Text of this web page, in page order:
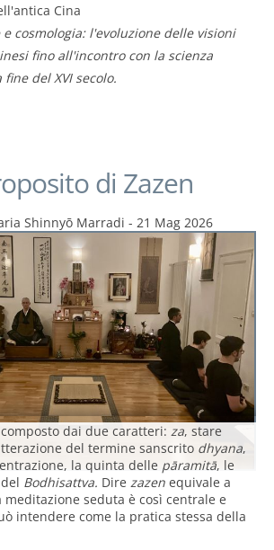
Cina
e cosmologia: l'evoluzione delle visioni
fino all'incontro con la scienza
del XVI secolo.
di Zazen
Shinnyō Marradi - 21 Mag 2026
dai due caratteri: za, stare
del termine sanscrito dhyana,
la quinta delle pāramitā, le
Bodhisattva. Dire zazen equivale a
seduta è così centrale e
intendere come la pratica stessa della